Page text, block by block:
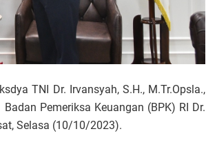
TNI Dr. Irvansyah, S.H., M.Tr.Opsla.,
Pemeriksa Keuangan (BPK) RI Dr.
Selasa (10/10/2023).